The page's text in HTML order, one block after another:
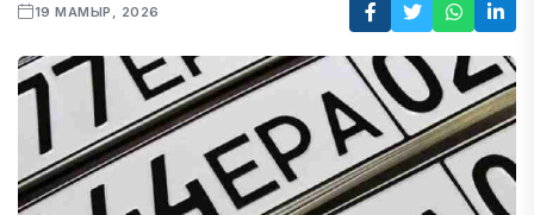
19 МАМЫР, 2026